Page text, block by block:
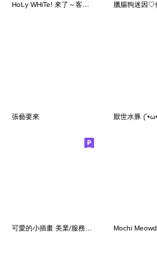
HoLy WHiTe! 來了～客倌請選
張藝要來
Mochi Meowd